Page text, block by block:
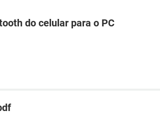
do celular para o PC